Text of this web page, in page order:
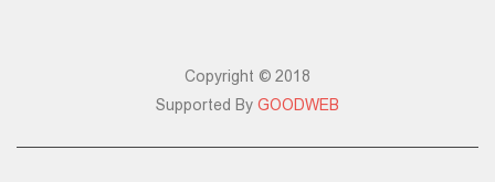
Copyright © 2018
Supported By GOODWEB